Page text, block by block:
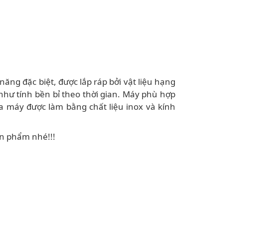
đặc biệt, được lắp ráp bởi vật liệu hạng
tính bền bỉ theo thời gian. Máy phù hợp
được làm bằng chất liệu inox và kính
phẩm nhé!!!